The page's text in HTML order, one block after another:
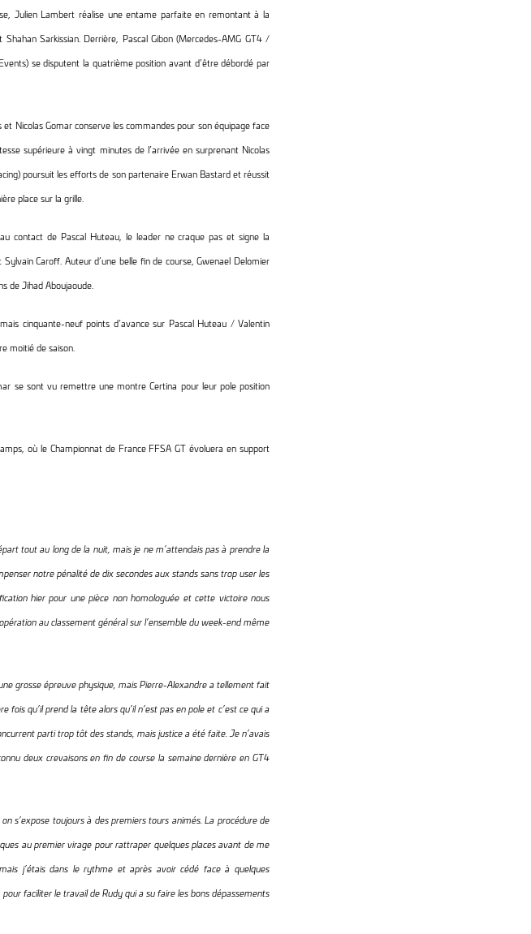
Julien Lambert réalise une entame parfaite en remontant à la
Sarkissian. Derrière, Pascal Gibon (Mercedes-AMG GT4 /
se disputent la quatrième position avant d’être débordé par
Nicolas Gomar conserve les commandes pour son équipage face
supérieure à vingt minutes de l’arrivée en surprenant Nicolas
poursuit les efforts de son partenaire Erwan Bastard et réussit
place sur la grille.
contact de Pascal Huteau, le leader ne craque pas et signe la
Caroff. Auteur d’une belle fin de course, Gwenael Delomier
de Jihad Aboujaoude.
cinquante-neuf points d’avance sur Pascal Huteau / Valentin
moitié de saison.
se sont vu remettre une montre Certina pour leur pole position
où le Championnat de France FFSA GT évoluera en support
tout au long de la nuit, mais je ne m’attendais pas à prendre la
notre pénalité de dix secondes aux stands sans trop user les
hier pour une pièce non homologuée et cette victoire nous
au classement général sur l’ensemble du week-end même
grosse épreuve physique, mais Pierre-Alexandre a tellement fait
qu’il prend la tête alors qu’il n’est pas en pole et c’est ce qui a
parti trop tôt des stands, mais justice a été faite. Je n’avais
deux crevaisons en fin de course la semaine dernière en GT4
s’expose toujours à des premiers tours animés. La procédure de
au premier virage pour rattraper quelques places avant de me
j’étais dans le rythme et après avoir cédé face à quelques
faciliter le travail de Rudy qui a su faire les bons dépassements